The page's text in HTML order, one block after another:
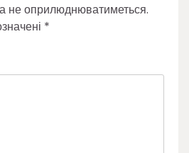
оприлюднюватиметься.
*